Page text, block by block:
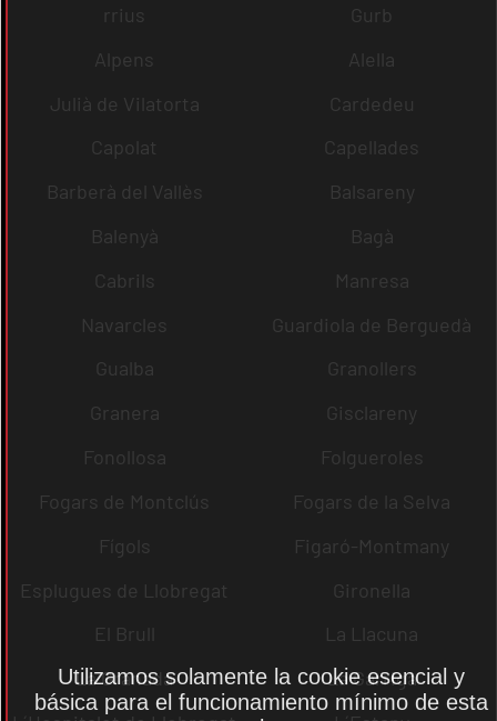
rrius
Gurb
Alpens
Alella
Julià de Vilatorta
Cardedeu
Capolat
Capellades
Barberà del Vallès
Balsareny
Balenyà
Bagà
Cabrils
Manresa
Navarcles
Guardiola de Berguedà
Gualba
Granollers
Granera
Gisclareny
Fonollosa
Folgueroles
Fogars de Montclús
Fogars de la Selva
Fígols
Figaró-Montmany
Esplugues de Llobregat
Gironella
El Brull
La Llacuna
La Granada
La Garriga
Utilizamos solamente la cookie esencial y
básica para el funcionamiento mínimo de esta